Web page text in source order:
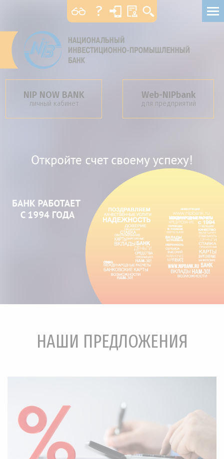
Размер шрифта
А А
Цвет
Изображение
?
NIP NOW BANK
личный кабинет
Web-NIPbank
для предприятий
НАШИ ПРЕДЛОЖЕНИЯ